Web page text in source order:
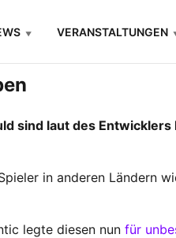
VERANSTALTUNGEN
sind laut des
in anderen Ländern
legte diesen nun für